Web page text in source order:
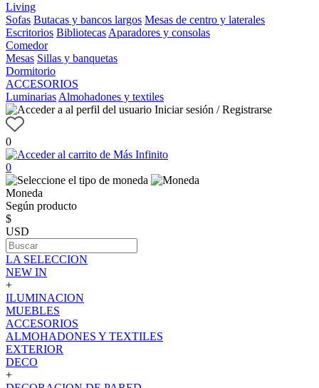
Living
Sofas Butacas y bancos largos Mesas de centro y laterales
Escritorios Bibliotecas Aparadores y consolas
Comedor
Mesas Sillas y banquetas
Dormitorio
ACCESORIOS
Luminarias Almohadones y textiles
Iniciar sesión / Registrarse
0
0
Moneda
Según producto
$
USD
LA SELECCION
NEW IN
+
ILUMINACION
MUEBLES
ACCESORIOS
ALMOHADONES Y TEXTILES
EXTERIOR
DECO
+